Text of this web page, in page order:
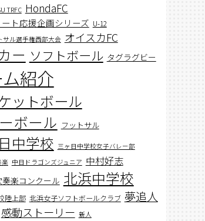
TRFC HondaFC
ート応援企画シリーズ U-12
サル選手権西部大会 オイスカFC
ー ソフトボール タグラグビー
紹介
ットボール
ボール フットサル
中学校 三ヶ日中学校女子バレー部
楽 中日ドラゴンズジュニア 中村好志
楽コンクール 北浜中学校
陸上部 北浜女子ソフトボールクラブ 夢追人
感動ストーリー 新人